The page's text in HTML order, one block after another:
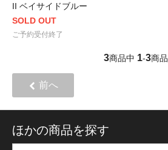
II ベイサイドブルー
SOLD OUT
ご予約受付終了
3商品中 1-3商品
前へ
ほかの商品を探す